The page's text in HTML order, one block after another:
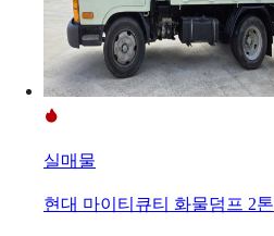
실매물
현대 마이티큐티 화물덤프 2톤